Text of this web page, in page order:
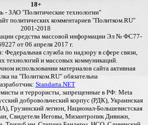
18+
- ЗАО "Политические технологии"
политических комментариев "Политком.RU"
2001-2018
средства массовой информации Эл № ФС77-
от 06 апреля 2017 г.
служба по надзору в сфере связи,
технологий и массовых коммуникаций.
использовании материалов сайта активная
на "Политком.RU" обязательна
Standarta.NET
и террористы, запрещенные в РФ: Meta
добровольческий корпус (РДК), Украинская
Грузинский легион, Национал-Большевистская
Свидетели Иеговы, Мизантропик Дивижн,